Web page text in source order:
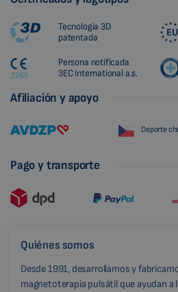
Tecnología 3D
patentada
Persona notificada
3EC International a.s.
Afiliación y apoyo
Deporte
Pago y transporte
Quiénes somos
Desde 1991, desarrollamos y
magnetoterapia pulsátil que ayudan a